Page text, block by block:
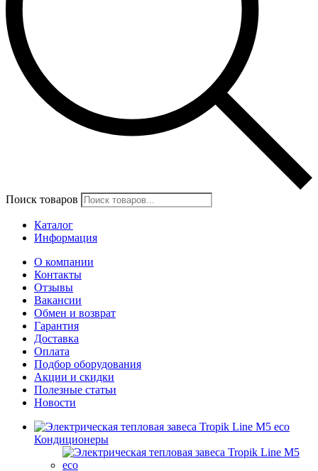
Поиск товаров
Каталог
Информация
О компании
Контакты
Отзывы
Вакансии
Обмен и возврат
Гарантия
Доставка
Оплата
Подбор оборудования
Акции и скидки
Полезные статьи
Новости
Кондиционеры